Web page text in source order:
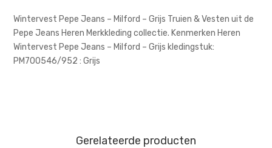
Wintervest Pepe Jeans – Milford – Grijs Truien & Vesten uit de
Pepe Jeans Heren Merkkleding collectie. Kenmerken Heren
Wintervest Pepe Jeans – Milford – Grijs kledingstuk:
PM700546/952 : Grijs
Gerelateerde producten